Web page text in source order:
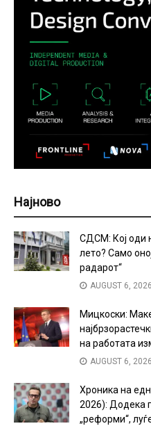
Најново
СДСМ: Кој оди
лето? Само
радарот“
AUGUST 6, 2026
Мицкоски:
на работата
AUGUST 6, 2026
Хроника на
2026): Додека
„реформи“,